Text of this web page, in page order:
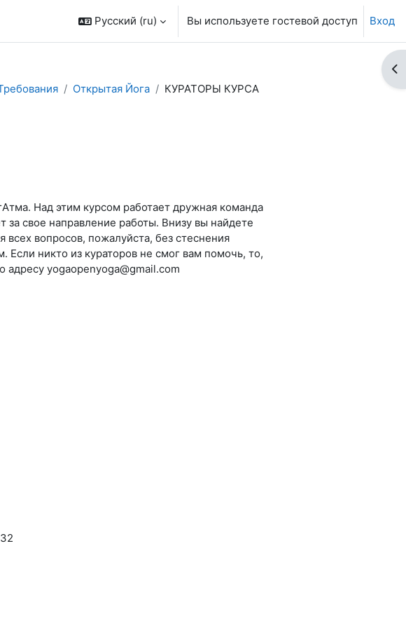
Русский ‎(ru)‎ Вы используете гостевой доступ Вход
Открытая Йога КУРАТОРЫ КУРСА
Над этим курсом работает дружная команда
за свое направление работы. Внизу вы найдете
вопросов, пожалуйста, без стеснения
никто из кураторов не смог вам помочь, то,
адресу yogaopenyoga@gmail.com